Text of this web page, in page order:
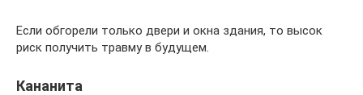
Если обгорели только двери и окна здания, то высок
риск получить травму в будущем.
Кананита